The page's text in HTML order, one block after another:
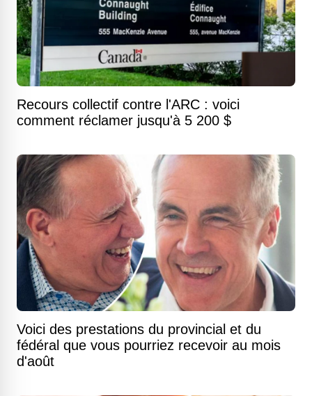
Recours collectif contre l'ARC : voici
comment réclamer jusqu'à 5 200 $
Voici des prestations du provincial et du
fédéral que vous pourriez recevoir au mois
d'août